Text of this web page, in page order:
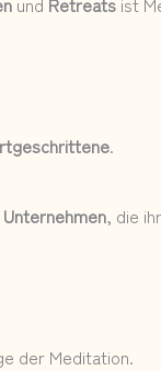
.
Unternehmen, die
der Meditation.